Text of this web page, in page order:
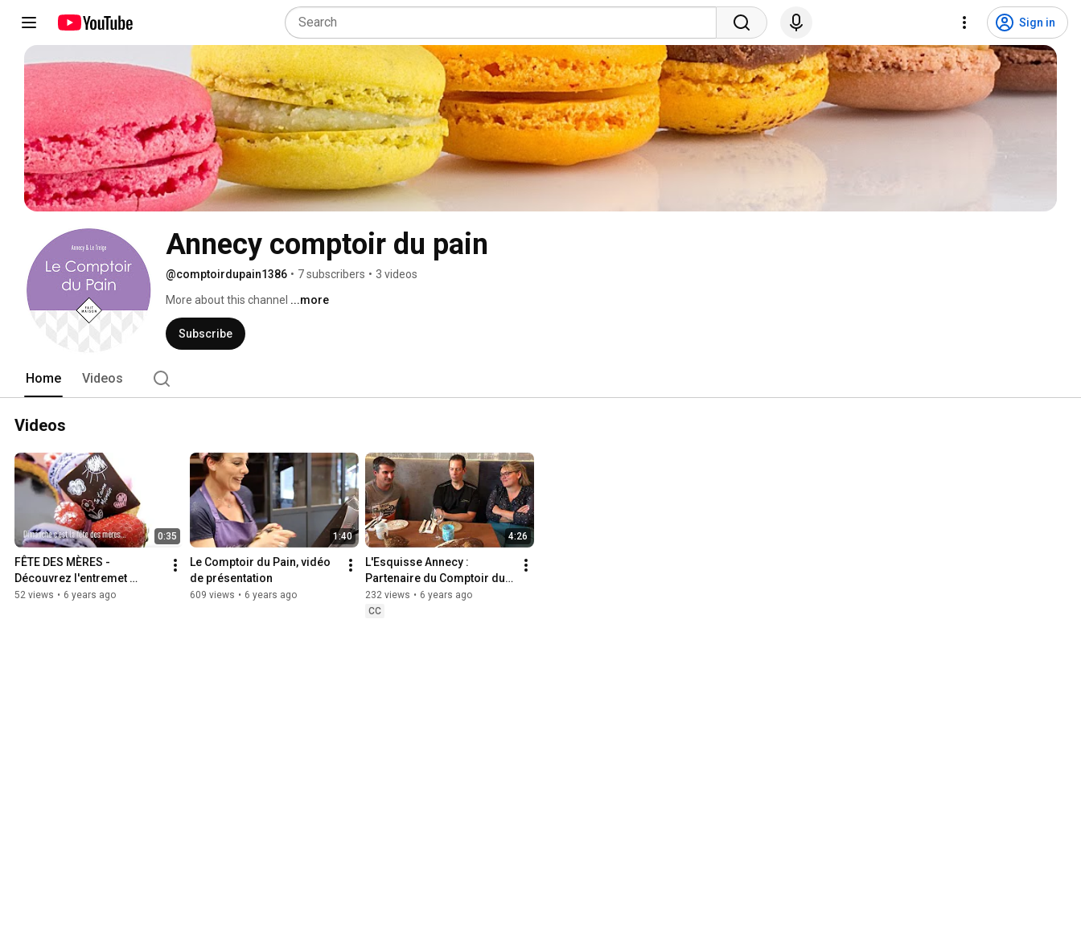
Sign in
Annecy comptoir du pain
@comptoirdupain1386 • 7 subscribers • 3 videos
More about this channel ...more
Subscribe
Home Videos
Videos
0:35
FÊTE DES MÈRES -
Découvrez l'entremet
Maman Mon Amour 😍
52 views • 6 years ago
1:40
Le Comptoir du Pain, vidéo
de présentation
609 views • 6 years ago
4:26
L'Esquisse Annecy :
Partenaire du Comptoir du
Pain
232 views • 6 years ago
CC